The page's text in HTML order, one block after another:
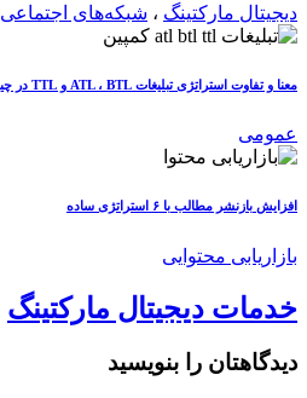
دیجیتال مارکتینگ ، شبکه‌های اجتماعی
معنا و تفاوت استراتژی تبلیغات ATL ، BTL و TTL در چیست؟
عمومی
افزایش بازنشر مطالب با ۶ استراتژی ساده
بازاریابی محتوایی
خدمات دیجیتال مارکتینگ
دیدگاهتان را بنویسید